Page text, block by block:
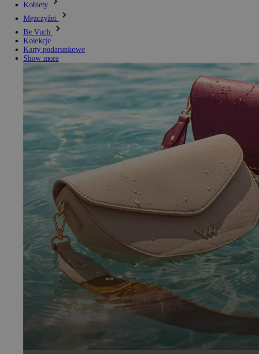
Kobiety
Mężczyźni
Be Vuch
Kolekcje
Karty podarunkowe
Show more